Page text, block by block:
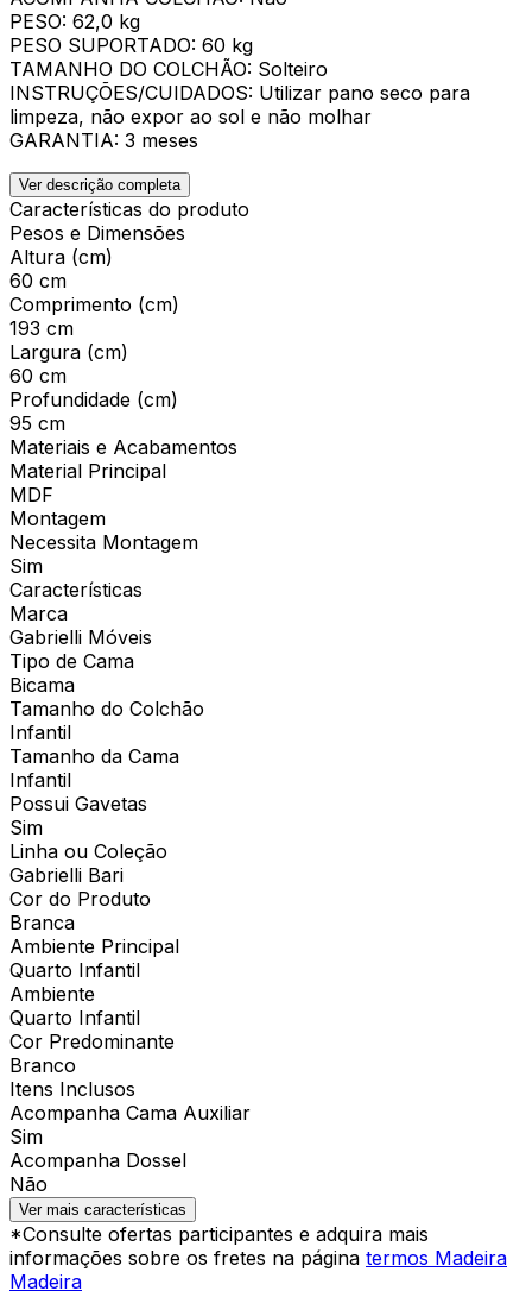
PESO: 62,0 kg
PESO SUPORTADO: 60 kg
TAMANHO DO COLCHÃO: Solteiro
INSTRUÇÕES/CUIDADOS: Utilizar pano seco para
limpeza, não expor ao sol e não molhar
GARANTIA: 3 meses
Ver descrição completa
Características do produto
Pesos e Dimensões
Altura (cm)
60 cm
Comprimento (cm)
193 cm
Largura (cm)
60 cm
Profundidade (cm)
95 cm
Materiais e Acabamentos
Material Principal
MDF
Montagem
Necessita Montagem
Sim
Características
Marca
Gabrielli Móveis
Tipo de Cama
Bicama
Tamanho do Colchão
Infantil
Tamanho da Cama
Infantil
Possui Gavetas
Sim
Linha ou Coleção
Gabrielli Bari
Cor do Produto
Branca
Ambiente Principal
Quarto Infantil
Ambiente
Quarto Infantil
Cor Predominante
Branco
Itens Inclusos
Acompanha Cama Auxiliar
Sim
Acompanha Dossel
Não
Ver mais características
*Consulte ofertas participantes e adquira mais
informações sobre os fretes na página termos Madeira
Madeira